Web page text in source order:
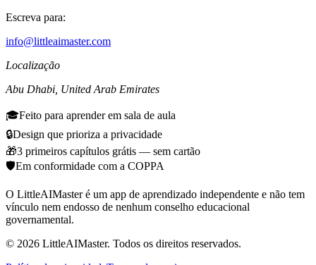
Escreva para:
info@littleaimaster.com
Localização
Abu Dhabi United Arab Emirates
🎓Feito para aprender em sala de aula
🔒Design que prioriza a privacidade
🎁3 primeiros capítulos grátis — sem cartão
🛡️Em conformidade com a COPPA
O LittleAIMaster é um app de aprendizado independente e não tem
vínculo nem endosso de nenhum conselho educacional
governamental.
© 2026 LittleAIMaster. Todos os direitos reservados.